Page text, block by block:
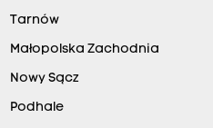
Tarnów
Małopolska Zachodnia
Nowy Sącz
Podhale